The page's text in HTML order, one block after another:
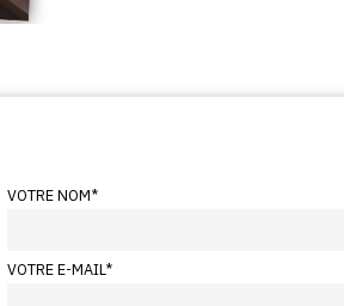
VOTRE NOM*
VOTRE E-MAIL*